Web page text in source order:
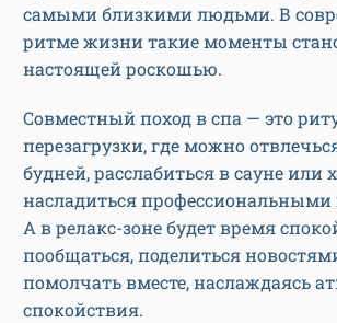
самыми близкими людьми. В
ритме жизни такие моменты
настоящей роскошью.
Совместный поход в спа — это
перезагрузки, где можно
будней, расслабиться в сауне или
насладиться
А в релакс-зоне будет время
пообщаться, поделиться
помолчать вместе, наслаждаясь
спокойствия.